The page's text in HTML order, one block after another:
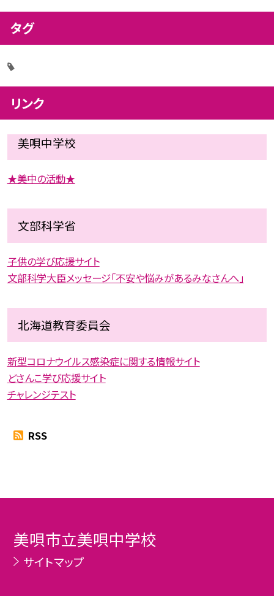
タグ
リンク
美唄中学校
★美中の活動★
文部科学省
子供の学び応援サイト
文部科学大臣メッセージ「不安や悩みがあるみなさんへ」
北海道教育委員会
新型コロナウイルス感染症に関する情報サイト
どさんこ学び応援サイト
チャレンジテスト
RSS
美唄市立美唄中学校
サイトマップ